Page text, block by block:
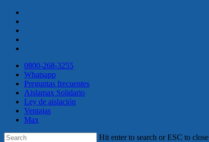
Skip
main
content
0800-268-3255
Whatsapp
Preguntas frecuentes
Aislamax Solidario
Ley de aislación
Ventajas
Max
Hit enter to search or ESC to close